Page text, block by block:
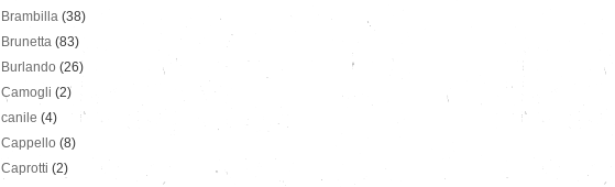
Brambilla (38)
Brunetta (83)
Burlando (26)
Camogli (2)
canile (4)
Cappello (8)
Caprotti (2)